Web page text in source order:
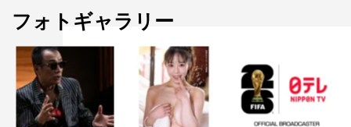
フォトギャラリー